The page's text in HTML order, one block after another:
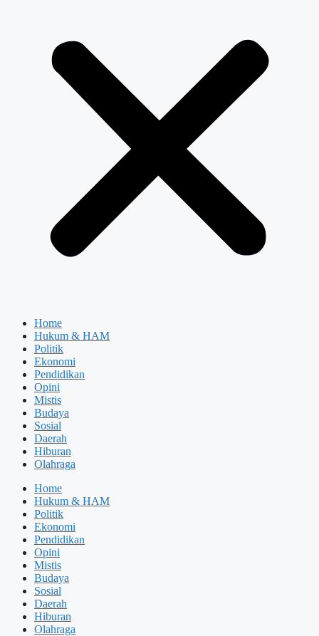
Home
Hukum & HAM
Politik
Ekonomi
Pendidikan
Opini
Mistis
Budaya
Sosial
Daerah
Hiburan
Olahraga
Home
Hukum & HAM
Politik
Ekonomi
Pendidikan
Opini
Mistis
Budaya
Sosial
Daerah
Hiburan
Olahraga